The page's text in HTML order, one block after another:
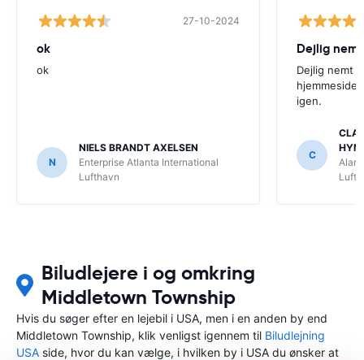
27-10-2024
ok
ok
N
NIELS BRANDT AXELSEN
Enterprise Atlanta International
Lufthavn
Dejlig
Dejlig nemt
igen.
C
Biludlejere i og omkring
Middletown Township
Hvis du søger efter en lejebil i USA, men i en anden by end
Middletown Township, klik venligst igennem til Biludlejning
USA side, hvor du kan vælge, i hvilken by i USA du ønsker at